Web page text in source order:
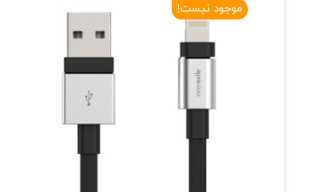
موجود نیست!